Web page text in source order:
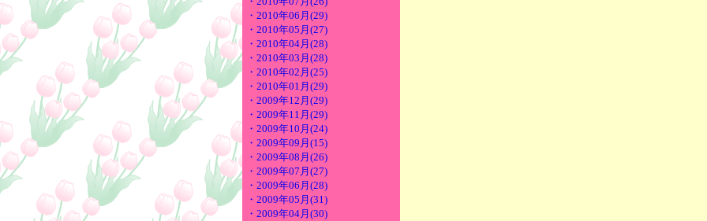
・2010年06月(29)
・2010年05月(27)
・2010年04月(28)
・2010年03月(28)
・2010年02月(25)
・2010年01月(29)
・2009年12月(29)
・2009年11月(29)
・2009年10月(24)
・2009年09月(15)
・2009年08月(26)
・2009年07月(27)
・2009年06月(28)
・2009年05月(31)
・2009年04月(30)